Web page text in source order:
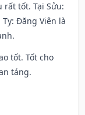
rất tốt. Tại Sửu:
Đăng Viên là
tốt. Tốt cho
táng.